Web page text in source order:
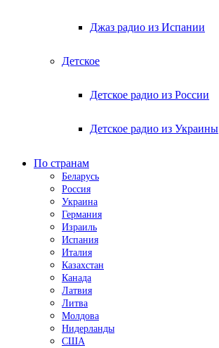
Джаз радио из Испании
Детское
Детское радио из России
Детское радио из Украины
По странам
Беларусь
Россия
Украина
Германия
Израиль
Испания
Италия
Казахстан
Канада
Латвия
Литва
Молдова
Нидерланды
США